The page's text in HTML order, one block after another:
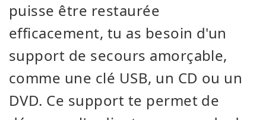
puisse être restaurée
efficacement, tu as besoin d'un
support de secours amorçable,
comme une clé USB, un CD ou un
DVD. Ce support te permet de